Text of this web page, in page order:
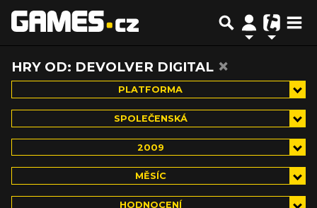
HRY OD: DEVOLVER DIGITAL ×
PLATFORMA
SPOLEČENSKÁ
2009
MĚSÍC
HODNOCENÍ